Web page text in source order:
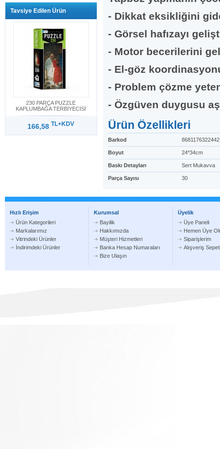
Tavsiye Edilen Ürün
230 PARÇA PUZZLE
KAPLUMBAĞA TERBİYECİSİ
166,58 TL+KDV
- Dikkat eksikliğini
- Görsel hafızayı
- Motor becerilerini
- El-göz
- Problem çözme
- Özgüven duygusu
Ürün Özellikleri
Barkod 8681176322442
Boyut 24*34cm
Baskı Detayları Sert Mukavva
Parça Sayısı 30
Hızlı Erişim
Ürün Kategorileri
Markalarımız
Vitrindeki Ürünler
İndirimdeki Ürünler
Kurumsal
Bayilik
Hakkımızda
Müşteri Hizmetleri
Banka Hesap Numaraları
Bize Ulaşın
Üyelik
Üye Paneli
Hemen Üye
Siparişlerim
Alışveriş